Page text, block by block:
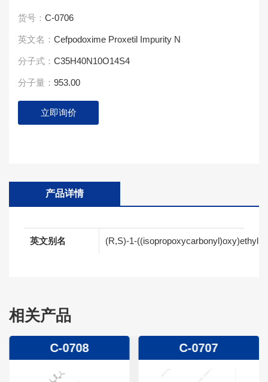
货号： C-0706
英文名： Cefpodoxime Proxetil Impurity N
分子式： C35H40N10O14S4
分子量： 953.00
立即询价
产品详情
英文别名 (R,S)-1-((isopropoxycarbonyl)oxy)ethyl
相关产品
C-0708 C-0707